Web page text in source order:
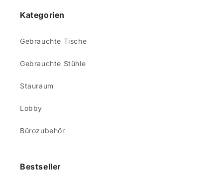
Kategorien
Gebrauchte Tische
Gebrauchte Stühle
Stauraum
Lobby
Bürozubehör
Bestseller